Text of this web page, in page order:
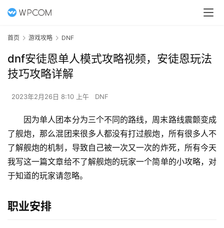
首页 游戏攻略 DNF
dnf安徒恩单人模式攻略视频，安徒恩玩法
技巧攻略详解
2023年2月26日 8:10 上午 DNF
因为单人团本分为三个不同的路线，周末路线震颤变成
了舰炮，那么混团来很多人都没有打过舰炮，所有很多人不
了解舰炮的机制，导致自己被一次又一次的炸死，所有今天
我写这一篇文章给不了解舰炮的玩家一个简单的小攻略，对
于知道的玩家请忽略。
职业安排